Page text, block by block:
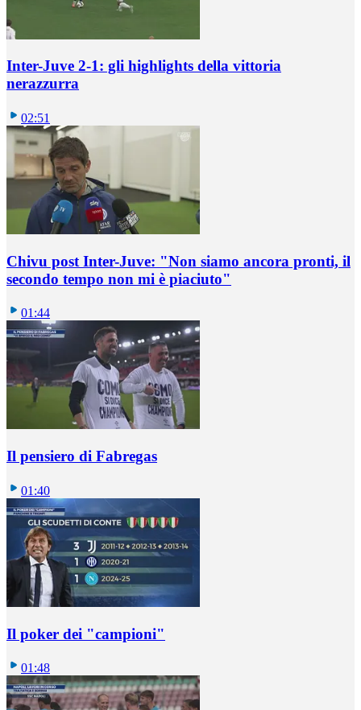
Inter-Juve 2-1: gli highlights della vittoria
nerazzurra
02:51
Chivu post Inter-Juve: "Non siamo ancora pronti, il
secondo tempo non mi è piaciuto"
01:44
Il pensiero di Fabregas
01:40
Il poker dei "campioni"
01:48